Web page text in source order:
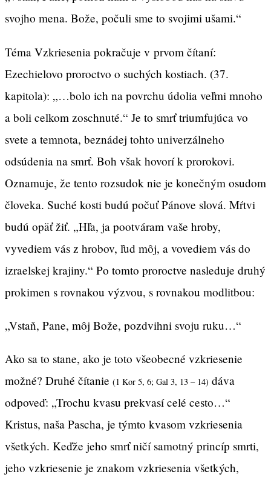
svojho mena. Bože, počuli sme to svojimi ušami.“
Téma Vzkriesenia pokračuje v prvom čítaní:
Ezechielovo proroctvo o suchých kostiach. (37.
kapitola): „…bolo ich na povrchu údolia veľmi mnoho
a boli celkom zoschnuté.“ Je to smrť triumfujúca vo
svete a temnota, beznádej tohto univerzálneho
odsúdenia na smrť. Boh však hovorí k prorokovi.
Oznamuje, že tento rozsudok nie je konečným osudom
človeka. Suché kosti budú počuť Pánove slová. Mŕtvi
budú opäť žiť. „Hľa, ja pootváram vaše hroby,
vyvediem vás z hrobov, ľud môj, a vovediem vás do
izraelskej krajiny.“ Po tomto proroctve nasleduje druhý
prokimen s rovnakou výzvou, s rovnakou modlitbou:
„Vstaň, Pane, môj Bože, pozdvihni svoju ruku…“
Ako sa to stane, ako je toto všeobecné vzkriesenie
možné? Druhé čítanie (1 Kor 5, 6; Gal 3, 13 – 14) dáva
odpoveď: „Trochu kvasu prekvasí celé cesto…“
Kristus, naša Pascha, je týmto kvasom vzkriesenia
všetkých. Keďže jeho smrť ničí samotný princíp smrti,
jeho vzkriesenie je znakom vzkriesenia všetkých,